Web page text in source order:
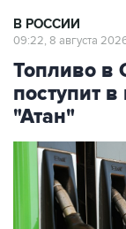
В РОССИИ
09:22, 8 августа
Топливо в
поступит
"Атан"